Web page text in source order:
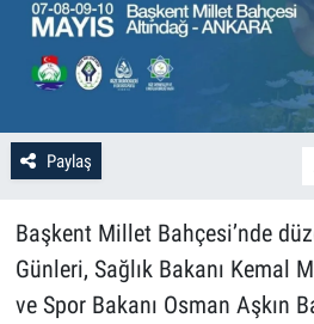
Paylaş
Başkent Millet Bahçesi’nde
Günleri, Sağlık Bakanı Kemal
ve Spor Bakanı Osman Aşkın